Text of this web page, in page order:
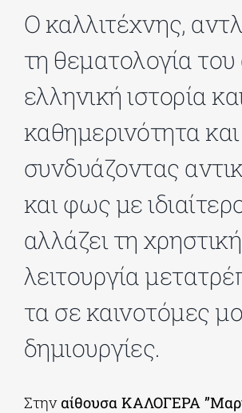
ΕΚΠΑΙΔΕΥΤΙΚΑ ΙΔΡΥΜΑΤΑ
ΧΩΡΟΙ ΤΕΧΝΗΣ
ΕΚΔΗΛΩΣΕΙΣ
Ο καλλιτέχνης,
τη θεματολογία
ελληνική ιστορία
καθημερινότητα και
συνδυάζοντας
και φως με
αλλάζει τη
λειτουργία
τα σε καινοτόμες
δημιουργίες.
Στην αίθουσα ΚΑΛΟΓΕΡΑ